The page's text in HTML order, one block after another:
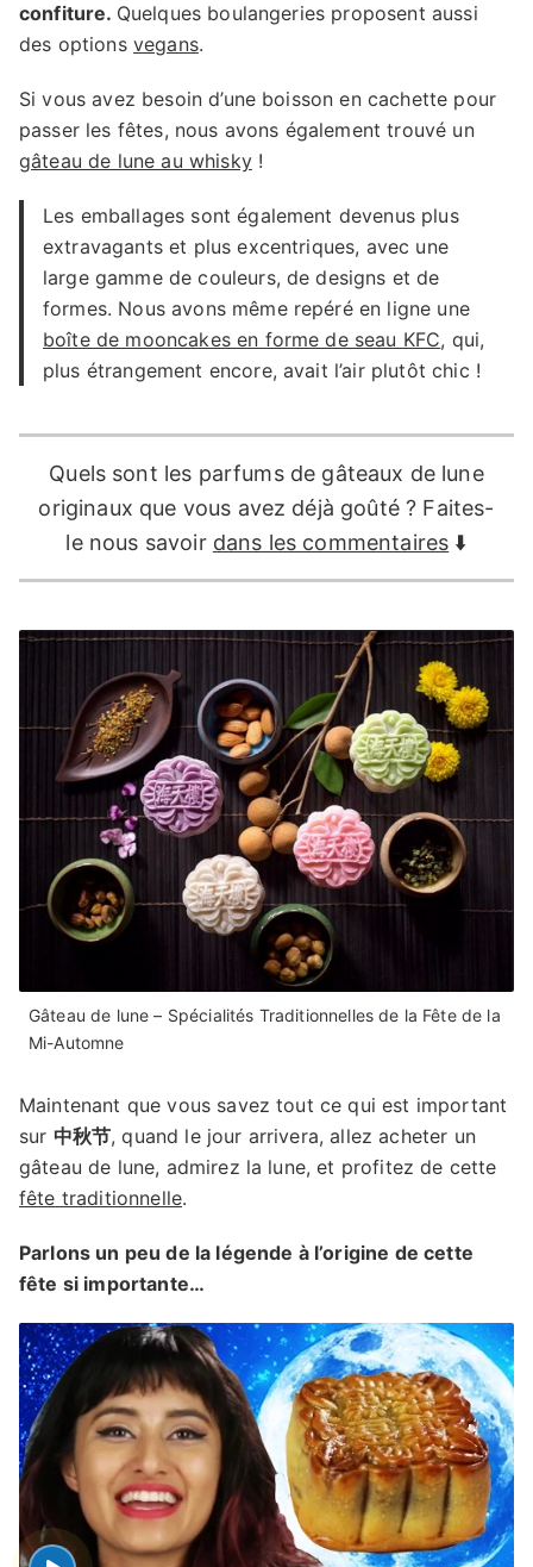
confiture. Quelques boulangeries proposent aussi
des options vegans.
Si vous avez besoin d’une boisson en cachette pour
passer les fêtes, nous avons également trouvé un
gâteau de lune au whisky!
Les emballages sont également devenus plus
extravagants et plus excentriques, avec une
large gamme de couleurs, de designs et de
formes. Nous avons même repéré en ligne une
boîte de mooncakes en forme de seau KFC, qui,
plus étrangement encore, avait l’air plutôt chic !
Quels sont les parfums de gâteaux de lune
originaux que vous avez déjà goûté ? Faites-
le nous savoir dans les commentaires ⬇️
Gâteau de lune – Spécialités Traditionnelles de la Fête de la
Mi-Automne
Maintenant que vous savez tout ce qui est important
sur 中秋节, quand le jour arrivera, allez acheter un
gâteau de lune, admirez la lune, et profitez de cette
fête traditionnelle.
Parlons un peu de la légende à l’origine de cette
fête si importante…